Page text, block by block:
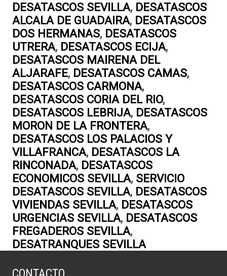
DESATASCOS SEVILLA, DESATASCOS
ALCALA DE GUADAIRA, DESATASCOS
DOS HERMANAS, DESATASCOS
UTRERA, DESATASCOS ECIJA,
DESATASCOS MAIRENA DEL
ALJARAFE, DESATASCOS CAMAS,
DESATASCOS CARMONA,
DESATASCOS CORIA DEL RIO,
DESATASCOS LEBRIJA, DESATASCOS
MORON DE LA FRONTERA,
DESATASCOS LOS PALACIOS Y
VILLAFRANCA, DESATASCOS LA
RINCONADA, DESATASCOS
ECONOMICOS SEVILLA, SERVICIO
DESATASCOS SEVILLA, DESATASCOS
VIVIENDAS SEVILLA, DESATASCOS
URGENCIAS SEVILLA, DESATASCOS
FREGADEROS SEVILLA,
DESATRANQUES SEVILLA